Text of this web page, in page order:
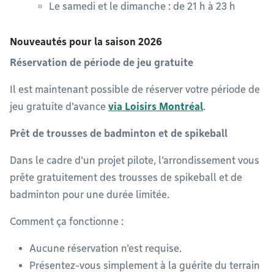
Le samedi et le dimanche : de 21 h à 23 h
Nouveautés pour la saison 2026
Réservation de période de jeu gratuite
Il est maintenant possible de réserver votre période de
jeu gratuite d'avance via Loisirs Montréal.
Prêt de trousses de badminton et de spikeball
Dans le cadre d'un projet pilote, l'arrondissement vous
prête gratuitement des trousses de spikeball et de
badminton pour une durée limitée.
Comment ça fonctionne :
Aucune réservation n'est requise.
Présentez-vous simplement à la guérite du terrain